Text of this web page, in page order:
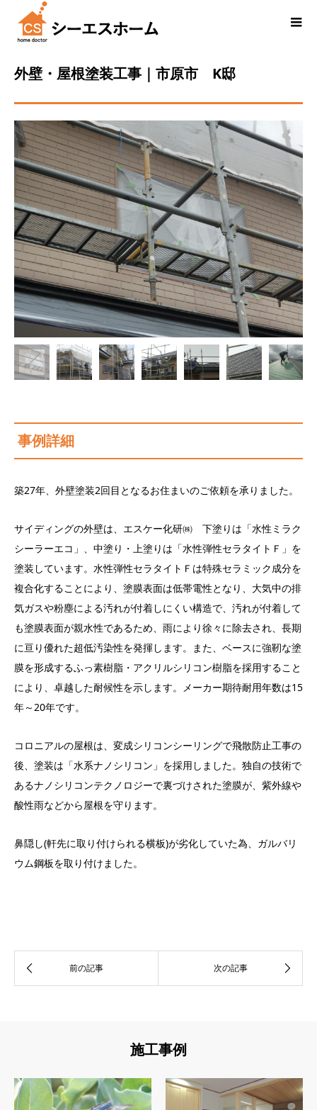
外壁・屋根塗装工事｜市原市 K邸
事例詳細
築27年、外壁塗装2回目となるお住まいのご依頼を承りました。
サイディングの外壁は、エスケー化研㈱ 下塗りは「水性ミラク
シーラーエコ」、中塗り・上塗りは「水性弾性セラタイトＦ」を
塗装しています。水性弾性セラタイトＦは特殊セラミック成分を
複合化することにより、塗膜表面は低帯電性となり、大気中の排
気ガスや粉塵による汚れが付着しにくい構造で、汚れが付着して
も塗膜表面が親水性であるため、雨により徐々に除去され、長期
に亘り優れた超低汚染性を発揮します。また、ベースに強靭な塗
膜を形成するふっ素樹脂・アクリルシリコン樹脂を採用すること
により、卓越した耐候性を示します。メーカー期待耐用年数は15
年～20年です。
コロニアルの屋根は、変成シリコンシーリングで飛散防止工事の
後、塗装は「水系ナノシリコン」を採用しました。独自の技術で
あるナノシリコンテクノロジーで裏づけされた塗膜が、紫外線や
酸性雨などから屋根を守ります。
鼻隠し(軒先に取り付けられる横板)が劣化していた為、ガルバリ
ウム鋼板を取り付けました。
施工事例